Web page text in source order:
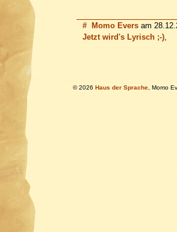
# Momo Evers am
Jetzt wird's Lyrisch ;-),
© 2026 Haus der Sprache , Momo